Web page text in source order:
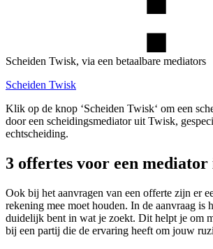
Scheiden Twisk, via een betaalbare mediators
Scheiden Twisk
Klik op de knop ‘Scheiden Twisk‘ om een
door een scheidingsmediator uit Twisk,
echtscheiding.
3 offertes voor een
Ook bij het aanvragen van een offerte zijn er
rekening mee moet houden. In de aanvraag is
duidelijk bent in wat je zoekt. Dit helpt je om
bij een partij die de ervaring heeft om jouw